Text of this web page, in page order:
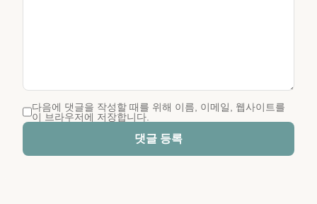
다음에 댓글을 작성할 때를 위해 이름, 이메일, 웹사이트를
이 브라우저에 저장합니다.
댓글 등록